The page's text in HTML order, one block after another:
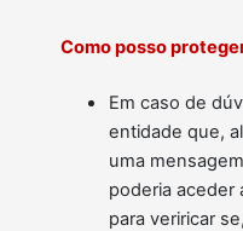
Como posso
Em caso de
entidade que,
uma
poderia aceder
para veriricar